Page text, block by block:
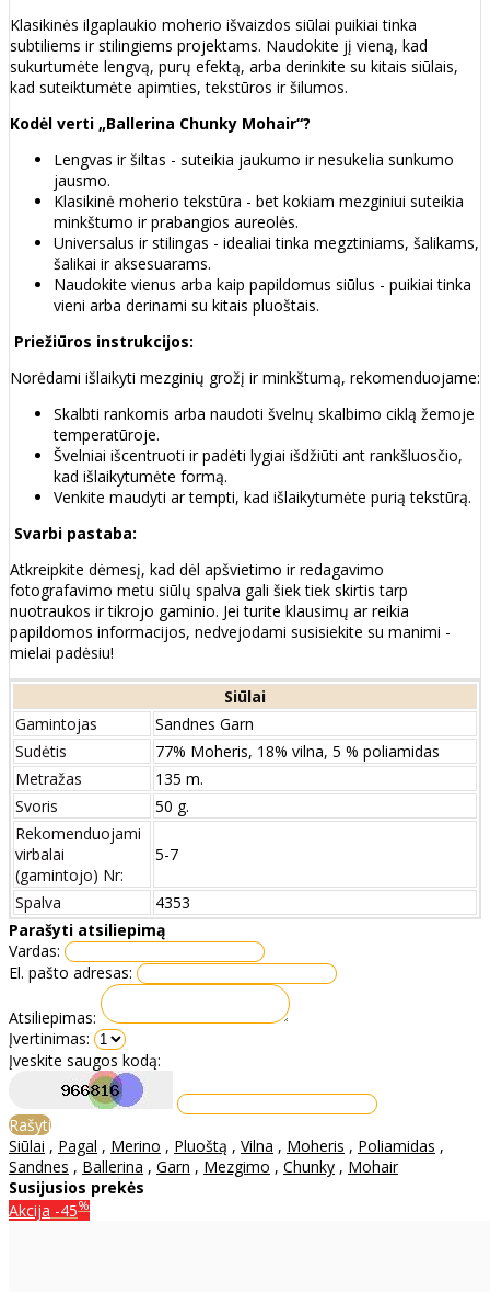
Klasikinės ilgaplaukio moherio išvaizdos siūlai puikiai tinka
subtiliems ir stilingiems projektams. Naudokite jį vieną, kad
sukurtumėte lengvą, purų efektą, arba derinkite su kitais siūlais,
kad suteiktumėte apimties, tekstūros ir šilumos.
Kodėl verti „Ballerina Chunky Mohair“?
Lengvas ir šiltas - suteikia jaukumo ir nesukelia sunkumo
jausmo.
Klasikinė moherio tekstūra - bet kokiam mezginiui suteikia
minkštumo ir prabangios aureolės.
Universalus ir stilingas - idealiai tinka megztiniams, šalikams,
šalikai ir aksesuarams.
Naudokite vienus arba kaip papildomus siūlus - puikiai tinka
vieni arba derinami su kitais pluoštais.
Priežiūros instrukcijos:
Norėdami išlaikyti mezginių grožį ir minkštumą, rekomenduojame:
Skalbti rankomis arba naudoti švelnų skalbimo ciklą žemoje
temperatūroje.
Švelniai išcentruoti ir padėti lygiai išdžiūti ant rankšluosčio,
kad išlaikytumėte formą.
Venkite maudyti ar tempti, kad išlaikytumėte purią tekstūrą.
Svarbi pastaba:
Atkreipkite dėmesį, kad dėl apšvietimo ir redagavimo
fotografavimo metu siūlų spalva gali šiek tiek skirtis tarp
nuotraukos ir tikrojo gaminio. Jei turite klausimų ar reikia
papildomos informacijos, nedvejodami susisiekite su manimi -
mielai padėsiu!
Siūlai
Gamintojas
Sandnes Garn
Sudėtis
77% Moheris, 18% vilna, 5 % poliamidas
Metražas
135 m.
Svoris
50 g.
Rekomenduojami
virbalai
(gamintojo) Nr:
5-7
Spalva
4353
Parašyti atsiliepimą
Vardas:
El. pašto adresas:
Atsiliepimas:
Įvertinimas:
Įveskite saugos kodą:
Rašyti
Siūlai , Pagal , Merino , Pluoštą , Vilna , Moheris , Poliamidas ,
Sandnes , Ballerina , Garn , Mezgimo , Chunky , Mohair
Susijusios prekės
Akcija -45%